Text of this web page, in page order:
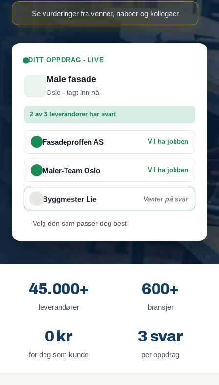
Se vurderinger fra venner, naboer og kollegaer
DITT OPPDRAG - LIVE
Male fasade
Oslo - lagt inn nå
2 av 3 leverandører har svart
Fasadeproffen AS Vil ha jobben
Maler-Team Oslo Vil ha jobben
Byggmester Lie Venter på svar
Velg den som passer deg best
45.000+
leverandører
600+
bransjer
0 kr
for deg som kunde
3 svar
per oppdrag